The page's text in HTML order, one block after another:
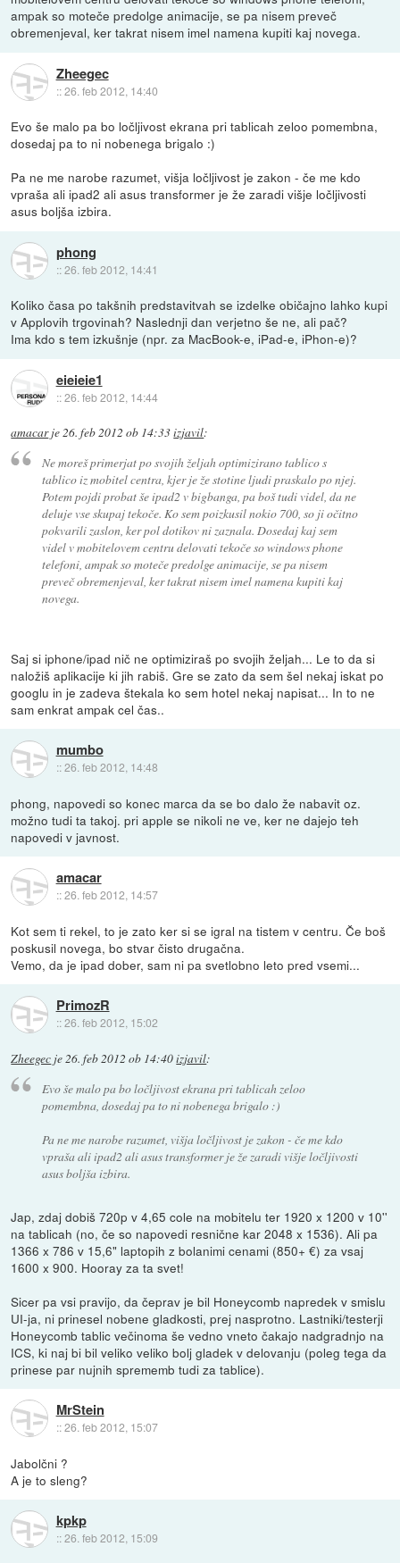
ampak so moteče predolge animacije, se pa nisem preveč
obremenjeval, ker takrat nisem imel namena kupiti kaj novega.
Zheegec
::26. feb 2012, 14:40
Evo še malo pa bo ločljivost ekrana pri tablicah zeloo pomembna,
dosedaj pa to ni nobenega brigalo :)
Pa ne me narobe razumet, višja ločljivost je zakon - če me kdo
vpraša ali ipad2 ali asus transformer je že zaradi višje ločljivosti
asus boljša izbira.
phong
::26. feb 2012, 14:41
Koliko časa po takšnih predstavitvah se izdelke običajno lahko kupi
v Applovih trgovinah? Naslednji dan verjetno še ne, ali pač?
Ima kdo s tem izkušnje (npr. za MacBook-e, iPad-e, iPhon-e)?
eieieie1
::26. feb 2012, 14:44
amacarje26. feb 2012 ob 14:33izjavil:
Ne moreš primerjat po svojih željah optimizirano tablico s
tablico iz mobitel centra, kjer je že stotine ljudi praskalo po njej.
Potem pojdi probat še ipad2 v bigbanga, pa boš tudi videl, da ne
deluje vse skupaj tekoče. Ko sem poizkusil nokio 700, so ji očitno
pokvarili zaslon, ker pol dotikov ni zaznala. Dosedaj kaj sem
videl v mobitelovem centru delovati tekoče so windows phone
telefoni, ampak so moteče predolge animacije, se pa nisem
preveč obremenjeval, ker takrat nisem imel namena kupiti kaj
novega.
Saj si iphone/ipad nič ne optimiziraš po svojih željah... Le to da si
naložiš aplikacije ki jih rabiš. Gre se zato da sem šel nekaj iskat po
googlu in je zadeva štekala ko sem hotel nekaj napisat... In to ne
sam enkrat ampak cel čas..
mumbo
::26. feb 2012, 14:48
phong, napovedi so konec marca da se bo dalo že nabavit oz.
možno tudi ta takoj. pri apple se nikoli ne ve, ker ne dajejo teh
napovedi v javnost.
amacar
::26. feb 2012, 14:57
Kot sem ti rekel, to je zato ker si se igral na tistem v centru. Če boš
poskusil novega, bo stvar čisto drugačna.
Vemo, da je ipad dober, sam ni pa svetlobno leto pred vsemi...
PrimozR
::26. feb 2012, 15:02
Zheegec je26. feb 2012 ob 14:40izjavil:
Evo še malo pa bo ločljivost ekrana pri tablicah zeloo
pomembna, dosedaj pa to ni nobenega brigalo :)
Pa ne me narobe razumet, višja ločljivost je zakon - če me kdo
vpraša ali ipad2 ali asus transformer je že zaradi višje ločljivosti
asus boljša izbira.
Jap, zdaj dobiš 720p v 4,65 cole na mobitelu ter 1920 x 1200 v 10''
na tablicah (no, če so napovedi resnične kar 2048 x 1536). Ali pa
1366 x 786 v 15,6" laptopih z bolanimi cenami (850+ €) za vsaj
1600 x 900. Hooray za ta svet!
Sicer pa vsi pravijo, da čeprav je bil Honeycomb napredek v smislu
UI-ja, ni prinesel nobene gladkosti, prej nasprotno. Lastniki/testerji
Honeycomb tablic večinoma še vedno vneto čakajo nadgradnjo na
ICS, ki naj bi bil veliko veliko bolj gladek v delovanju (poleg tega da
prinese par nujnih sprememb tudi za tablice).
MrStein
::26. feb 2012, 15:07
Jabolčni ?
A je to sleng?
kpkp
::26. feb 2012, 15:09